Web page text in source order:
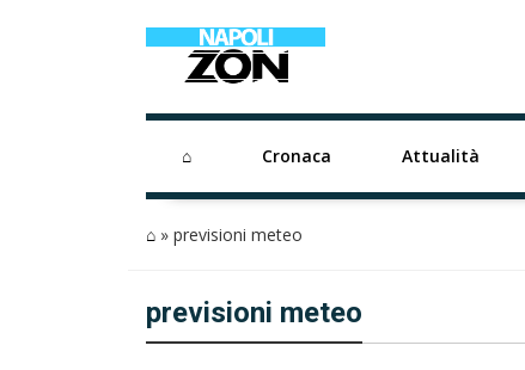
⌂ Cronaca Attualità
⌂ » previsioni meteo
previsioni meteo